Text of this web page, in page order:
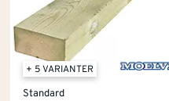
+ 5 VARIANTER
Standard